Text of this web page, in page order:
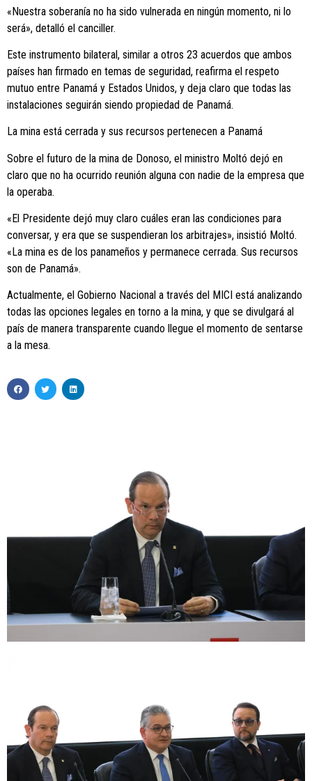
«Nuestra soberanía no ha sido vulnerada en ningún momento, ni lo
será», detalló el canciller.
Este instrumento bilateral, similar a otros 23 acuerdos que ambos
países han firmado en temas de seguridad, reafirma el respeto
mutuo entre Panamá y Estados Unidos, y deja claro que todas las
instalaciones seguirán siendo propiedad de Panamá.
La mina está cerrada y sus recursos pertenecen a Panamá
Sobre el futuro de la mina de Donoso, el ministro Moltó dejó en
claro que no ha ocurrido reunión alguna con nadie de la empresa que
la operaba.
«El Presidente dejó muy claro cuáles eran las condiciones para
conversar, y era que se suspendieran los arbitrajes», insistió Moltó.
«La mina es de los panameños y permanece cerrada. Sus recursos
son de Panamá».
Actualmente, el Gobierno Nacional a través del MICI está analizando
todas las opciones legales en torno a la mina, y que se divulgará al
país de manera transparente cuando llegue el momento de sentarse
a la mesa.